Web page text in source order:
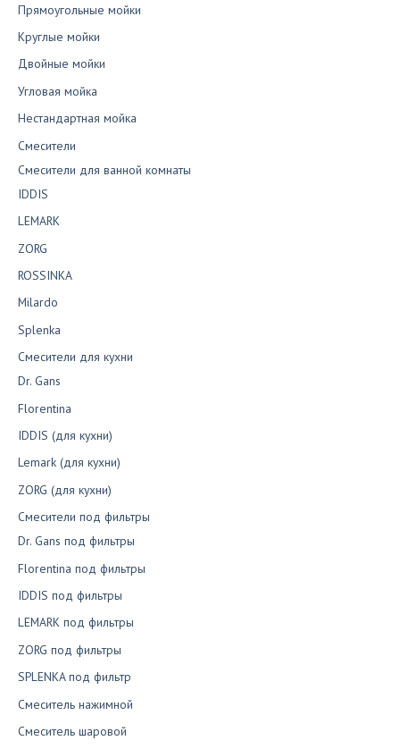
Прямоугольные мойки
Круглые мойки
Двойные мойки
Угловая мойка
Нестандартная мойка
Смесители
Смесители для ванной комнаты
IDDIS
LEMARK
ZORG
ROSSINKA
Milardo
Splenka
Смесители для кухни
Dr. Gans
Florentina
IDDIS (для кухни)
Lemark (для кухни)
ZORG (для кухни)
Смесители под фильтры
Dr. Gans под фильтры
Florentina под фильтры
IDDIS под фильтры
LEMARK под фильтры
ZORG под фильтры
SPLENKA под фильтр
Смеситель нажимной
Смеситель шаровой